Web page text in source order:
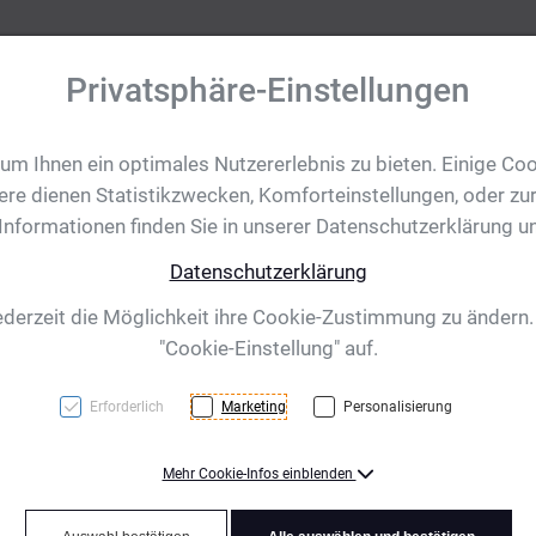
Ihre Eventanfrage Shop für CH/
Teutonia 375
Privatsphäre-Einstellungen
Ihnen ein optimales Nutzererlebnis zu bieten. Einige
dienen Statistikzwecken, Komforteinstellungen, oder
finden Sie in unserer Datenschutzerklärung
Datenschutzerklärung
die Möglichkeit ihre Cookie-Zustimmung zu
"Cookie-Einstellung" auf.
Erforderlich Marketing Personalisierung
Mehr Cookie-Infos einblenden